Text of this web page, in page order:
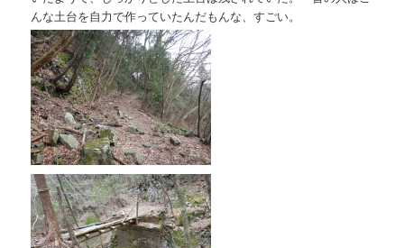
んな土台を自力で作っていたんだもんな、すごい。